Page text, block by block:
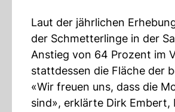
Laut der jährlichen
der Schmetterlinge in der
Anstieg von 64 Prozent im
stattdessen die Fläche der
«Wir freuen uns, dass die
sind», erklärte Dirk